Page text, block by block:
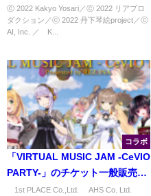
2025」開催
ⓒ 2022 Kakyo Yosari／ⓒ 2022 リアプロ
ダクション／ⓒ 2022 丹下琴絵project／ⓒ
AI, Inc. ／©K...
コラボ
「VIRTUAL MUSIC JAM -CeVIO
PARTY-」のチケット一般販売開
始
©1st PLACE Co.,Ltd. ©AHS Co. Ltd.